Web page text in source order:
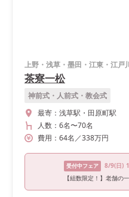
上野・浅草・墨田・江東・江戸
茶寮一松
神前式・人前式・教会式
最寄： 浅草駅・田原町駅
人数： 6名〜70名
費用： 64名 ／338万円
受付中フェア 8/9(日)
【組数限定！】老舗